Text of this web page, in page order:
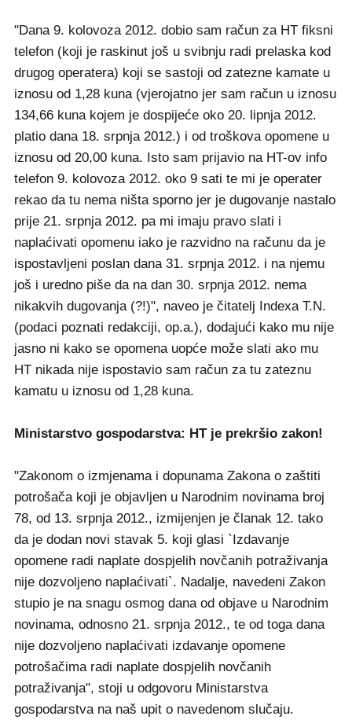
"Dana 9. kolovoza 2012. dobio sam račun za HT fiksni
telefon (koji je raskinut još u svibnju radi prelaska kod
drugog operatera) koji se sastoji od zatezne kamate u
iznosu od 1,28 kuna (vjerojatno jer sam račun u iznosu
134,66 kuna kojem je dospijeće oko 20. lipnja 2012.
platio dana 18. srpnja 2012.) i od troškova opomene u
iznosu od 20,00 kuna. Isto sam prijavio na HT-ov info
telefon 9. kolovoza 2012. oko 9 sati te mi je operater
rekao da tu nema ništa sporno jer je dugovanje nastalo
prije 21. srpnja 2012. pa mi imaju pravo slati i
naplaćivati opomenu iako je razvidno na računu da je
ispostavljeni poslan dana 31. srpnja 2012. i na njemu
još i uredno piše da na dan 30. srpnja 2012. nema
nikakvih dugovanja (?!)", naveo je čitatelj Indexa T.N.
(podaci poznati redakciji, op.a.), dodajući kako mu nije
jasno ni kako se opomena uopće može slati ako mu
HT nikada nije ispostavio sam račun za tu zateznu
kamatu u iznosu od 1,28 kuna.
Ministarstvo gospodarstva: HT je prekršio zakon!
"Zakonom o izmjenama i dopunama Zakona o zaštiti
potrošača koji je objavljen u Narodnim novinama broj
78, od 13. srpnja 2012., izmijenjen je članak 12. tako
da je dodan novi stavak 5. koji glasi `Izdavanje
opomene radi naplate dospjelih novčanih potraživanja
nije dozvoljeno naplaćivati`. Nadalje, navedeni Zakon
stupio je na snagu osmog dana od objave u Narodnim
novinama, odnosno 21. srpnja 2012., te od toga dana
nije dozvoljeno naplaćivati izdavanje opomene
potrošačima radi naplate dospjelih novčanih
potraživanja", stoji u odgovoru Ministarstva
gospodarstva na naš upit o navedenom slučaju.